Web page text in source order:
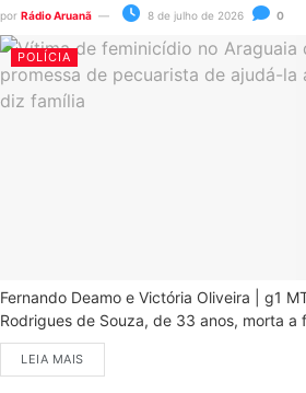
por Rádio Aruanã 8 de julho de 2026 0
POLÍCIA
Fernando Deamo e Victória Oliveira | g1
Rodrigues de Souza, de 33 anos, morta a
LEIA MAIS